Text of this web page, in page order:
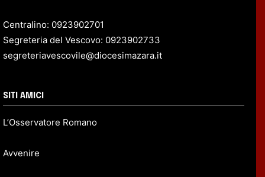
Centralino: 0923902701
Segreteria del Vescovo: 0923902733
segreteriavescovile@diocesimazara.it
SITI AMICI
L’Osservatore Romano
Avvenire